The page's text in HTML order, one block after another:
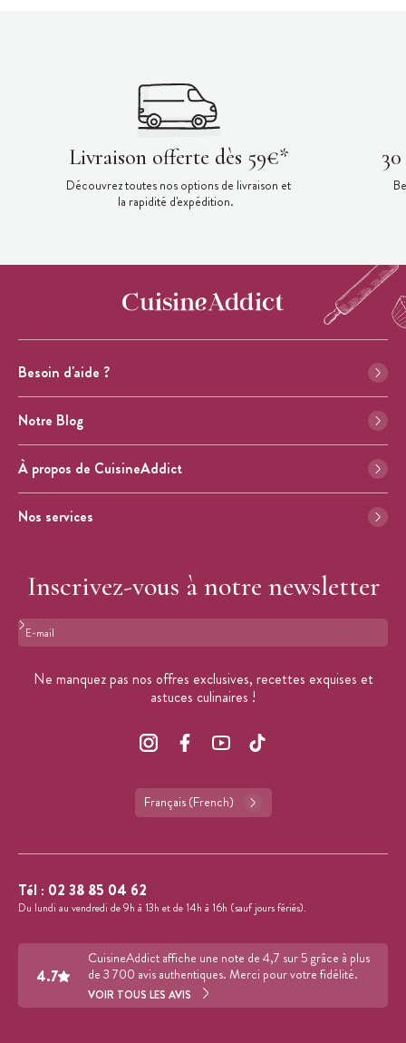
Livraison offerte dès 59€*
Découvrez toutes nos options de livraison et
la rapidité d'expédition.
Besoin d'aide ?
Notre Blog
À propos de CuisineAddict
Nos services
Inscrivez-vous à notre newsletter
Format : adresse@email.com
Ne manquez pas nos offres exclusives, recettes exquises et
astuces culinaires !
Français (French)
Tél : 02 38 85 04 62
Du lundi au vendredi de 9h à 13h et de 14h à 16h (sauf jours fériés).
4.7
CuisineAddict affiche une note de 4,7 sur 5 grâce à plus
de 3 700 avis authentiques. Merci pour votre fidélité.
VOIR TOUS LES AVIS